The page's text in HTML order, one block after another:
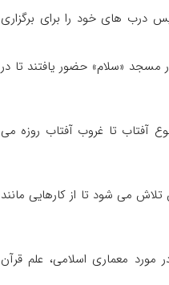
درب های خود را برای برگزاری
پست، بیش از ۳۰۰ نفر از سراسر این شهر در مسجد «سلام» حضور یافتند تا در
آفتاب تا غروب آفتاب روزه می
می شود تا از کارهایی مانند
مورد معماری اسلامی، علم قرآن